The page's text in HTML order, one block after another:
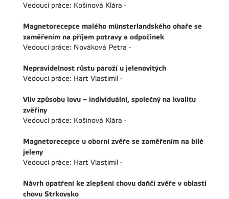
Vedoucí práce: Košinová Klára -
Magnetorecepce malého münsterlandského ohaře se
zaměřením na příjem potravy a odpočinek
Vedoucí práce: Nováková Petra -
Nepravidelnost růstu paroží u jelenovitých
Vedoucí práce: Hart Vlastimil -
Vliv způsobu lovu – individuální, společný na kvalitu
zvěřiny
Vedoucí práce: Košinová Klára -
Magnetorecepce u oborní zvěře se zaměřením na bílé
jeleny
Vedoucí práce: Hart Vlastimil -
Návrh opatření ke zlepšení chovu daňčí zvěře v oblasti
chovu Strkovsko